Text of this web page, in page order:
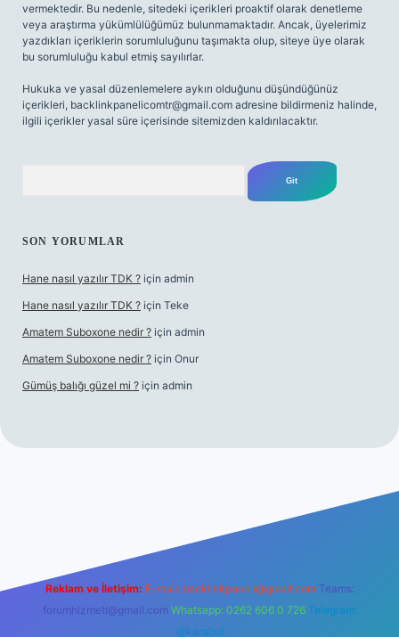
vermektedir. Bu nedenle, sitedeki içerikleri proaktif olarak denetleme
veya araştırma yükümlülüğümüz bulunmamaktadır. Ancak, üyelerimiz
yazdıkları içeriklerin sorumluluğunu taşımakta olup, siteye üye olarak
bu sorumluluğu kabul etmiş sayılırlar.
Hukuka ve yasal düzenlemelere aykırı olduğunu düşündüğünüz
içerikleri, backlinkpanelicomtr@gmail.com adresine bildirmeniz halinde,
ilgili içerikler yasal süre içerisinde sitemizden kaldırılacaktır.
SON YORUMLAR
Hane nasıl yazılır TDK ? için admin
Hane nasıl yazılır TDK ? için Teke
Amatem Suboxone nedir ? için admin
Amatem Suboxone nedir ? için Onur
Gümüş balığı güzel mi ? için admin
Reklam ve İletişim: E-mail: backlinkpaneli@gmail.com Teams:
forumhizmeti@gmail.com Whatsapp: 0262 606 0 726 Telegram:
@karabul